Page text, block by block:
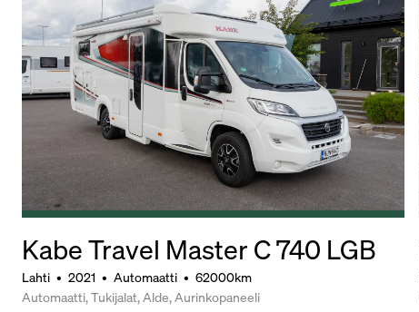
Kabe Travel Master C 740 LGB
Lahti • 2021 • Automaatti • 62000km
Automaatti, Tukijalat, Alde, Aurinkopaneeli